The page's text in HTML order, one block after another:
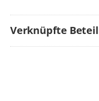
Verknüpfte